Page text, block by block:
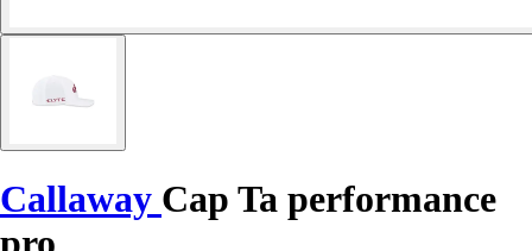
Callaway Cap Ta performance
pro